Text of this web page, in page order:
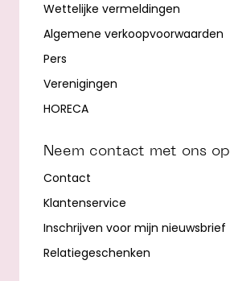
Wettelijke vermeldingen
Algemene verkoopvoorwaarden
Pers
Verenigingen
HORECA
Neem contact met ons op
Contact
Klantenservice
Inschrijven voor mijn nieuwsbrief
Relatiegeschenken